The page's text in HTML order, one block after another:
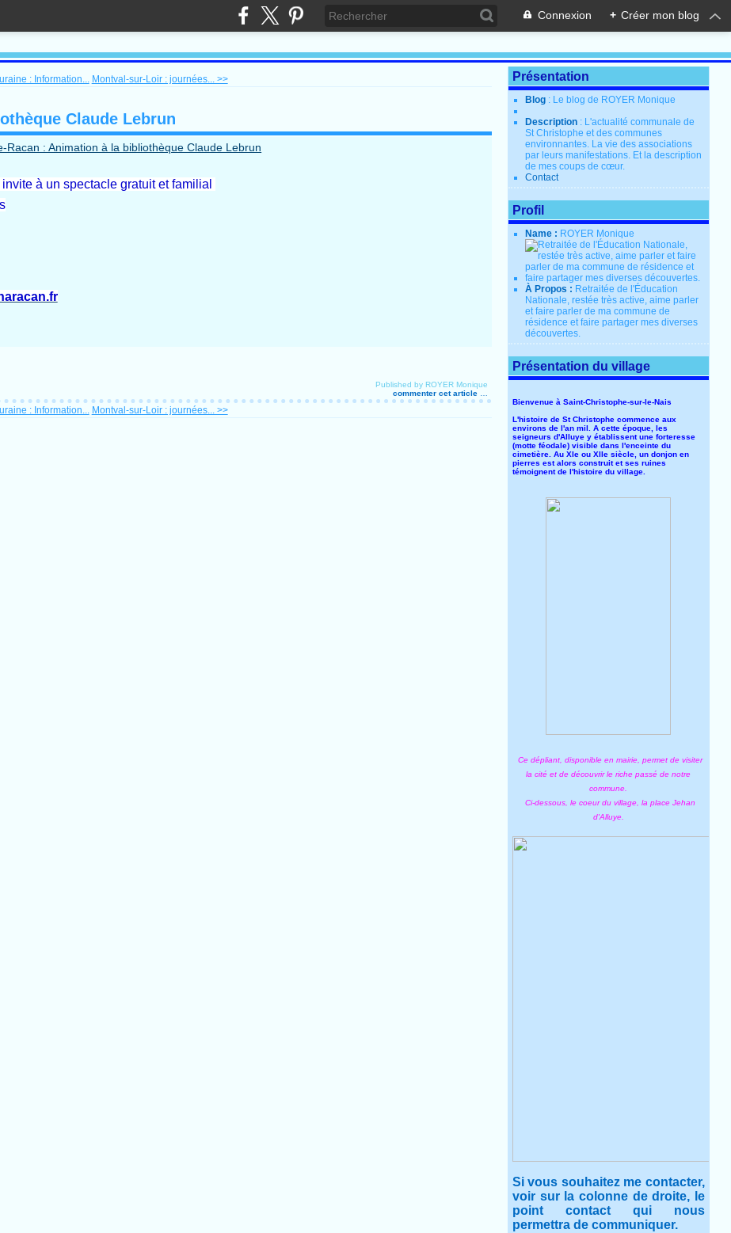
Connexion + Créer mon blog
: Information... Montval-sur-Loir : journées... >>
Claude Lebrun
à un spectacle gratuit et familial
Published by ROYER Monique
commenter cet article
: Information... Montval-sur-Loir : journées... >>
Présentation
Blog : Le blog de ROYER Monique
Description : L'actualité communale de
St Christophe et des communes
environnantes. La vie des associations
par leurs manifestations. Et la description
de mes coups de cœur.
Contact
Profil
Name : ROYER Monique
À Propos : Retraitée de l'Éducation
Nationale, restée très active, aime parler
et faire parler de ma commune de
résidence et faire partager mes diverses
découvertes.
Présentation du village
Bienvenue à Saint-Christophe-sur-le-Nais
L'histoire de St Christophe commence aux
environs de l'an mil. A cette époque, les
seigneurs d'Alluye y établissent une forteresse
(motte féodale) visible dans l'enceinte du
cimetière. Au XIe ou XIIe siècle, un donjon en
pierres est alors construit et ses ruines
témoignent de l'histoire du village.
Ce dépliant, disponible en mairie, permet de visiter
la cité et de découvrir le riche passé de notre
commune.
Ci-dessous, le coeur du village, la place Jehan
d'Alluye.
Si vous souhaitez me contacter,
voir sur la colonne de droite, le
point contact qui nous
permettra de communiquer.